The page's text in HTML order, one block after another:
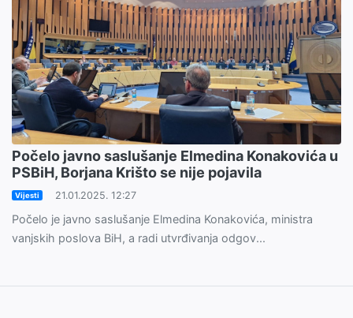
Počelo javno saslušanje Elmedina Konakovića u
PSBiH, Borjana Krišto se nije pojavila
Vijesti 21.01.2025. 12:27
Počelo je javno saslušanje Elmedina Konakovića, ministra
vanjskih poslova BiH, a radi utvrđivanja odgov...